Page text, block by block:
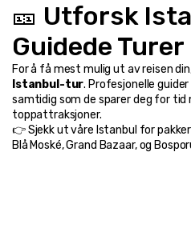
🎫 Utforsk
Guidede Turer
For å få mest mulig ut av reisen
Istanbul-tur. Profesjonelle
samtidig som de sparer deg for tid
toppattraksjoner.
👉 Sjekk ut våre Istanbul for
Blå Moské, Grand Bazaar, og